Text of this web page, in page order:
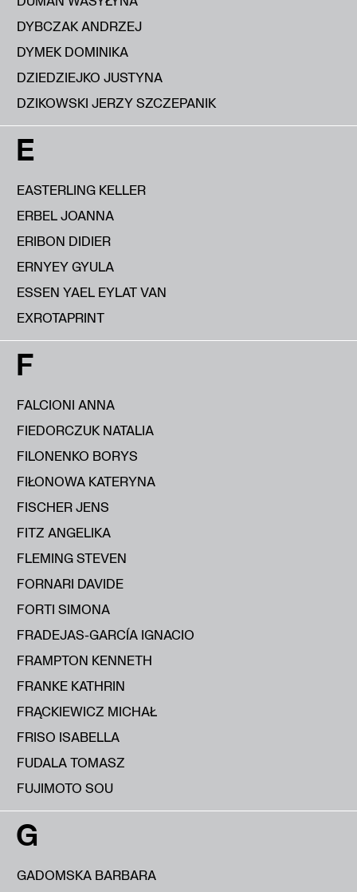
DYBCZAK ANDRZEJ
DYMEK DOMINIKA
DZIEDZIEJKO JUSTYNA
DZIKOWSKI JERZY SZCZEPANIK
E
EASTERLING KELLER
ERBEL JOANNA
ERIBON DIDIER
ERNYEY GYULA
ESSEN YAEL EYLAT VAN
EXROTAPRINT
F
FALCIONI ANNA
FIEDORCZUK NATALIA
FILONENKO BORYS
FIŁONOWA KATERYNA
FISCHER JENS
FITZ ANGELIKA
FLEMING STEVEN
FORNARI DAVIDE
FORTI SIMONA
FRADEJAS-GARCÍA IGNACIO
FRAMPTON KENNETH
FRANKE KATHRIN
FRĄCKIEWICZ MICHAŁ
FRISO ISABELLA
FUDALA TOMASZ
FUJIMOTO SOU
G
GADOMSKA BARBARA